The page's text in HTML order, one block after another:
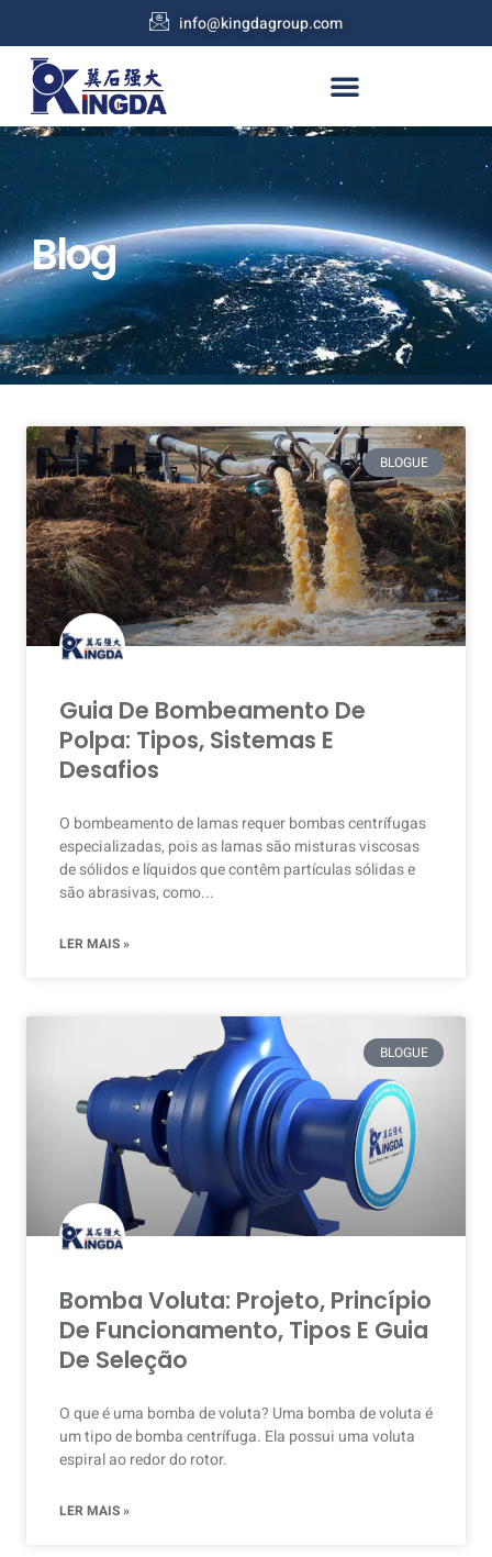
info@kingdagroup.com
Blog
BLOGUE
Guia De Bombeamento De
Polpa: Tipos, Sistemas E
Desafios
O bombeamento de lamas requer bombas centrífugas
especializadas, pois as lamas são misturas viscosas
de sólidos e líquidos que contêm partículas sólidas e
são abrasivas, como...
LER MAIS »
BLOGUE
Bomba Voluta: Projeto, Princípio
De Funcionamento, Tipos E Guia
De Seleção
O que é uma bomba de voluta? Uma bomba de voluta é
um tipo de bomba centrífuga. Ela possui uma voluta
espiral ao redor do rotor.
LER MAIS »